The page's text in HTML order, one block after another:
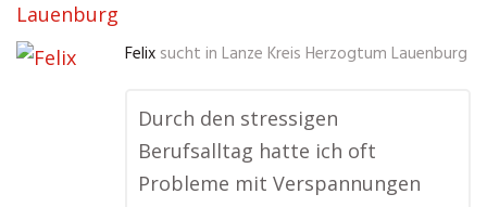
Lauenburg
Felix sucht in Lanze Kreis Herzogtum Lauenburg
Durch den stressigen
Berufsalltag hatte ich oft
Probleme mit Verspannungen